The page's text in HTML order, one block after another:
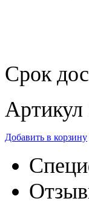
Срок
Артикул
Добавить в корзину